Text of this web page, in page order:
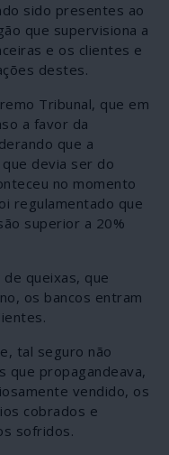
sido presentes ao
que supervisiona a
e os clientes e
destes.
Tribunal, que em
a favor da
que a
devia ser do
no momento
regulamentado que
superior a 20%
queixas, que
os bancos entram
tal seguro não
que propagandeava,
vendido, os
cobrados e
sofridos.